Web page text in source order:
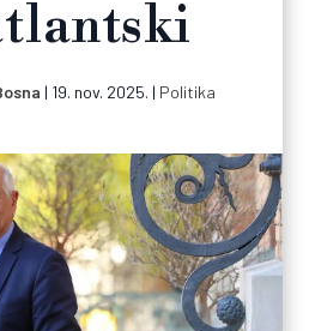
| 19. nov. 2025. | Politika